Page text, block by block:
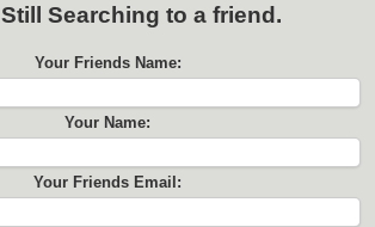
Still Searching to a friend.
Your Friends Name:
Your Name:
Your Friends Email: